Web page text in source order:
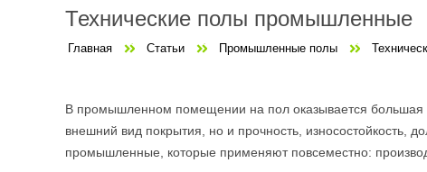
Технические полы промышленные
Главная Статьи Промышленные полы
В промышленном помещении на пол оказывается большая
внешний вид покрытия, но и прочность, износостойкость,
промышленные, которые применяют повсеместно: